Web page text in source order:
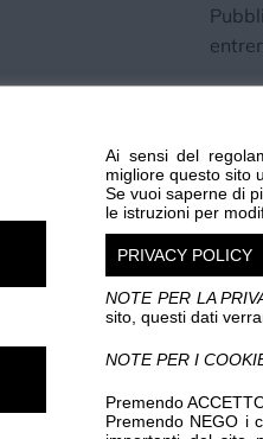
Ai sensi del
migliore questo sito
Se vuoi saperne di
le istruzioni per
PRIVACY POLICY
NOTE PER LA
sito, questi dati
NOTE PER I
Premendo
Premendo NEGO i
🎟
p.iva 00329410088
Privacy policy